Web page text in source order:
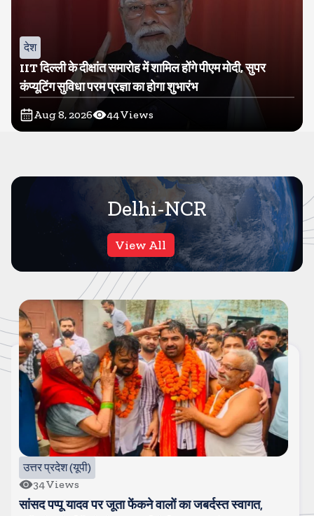
देश
IIT दिल्ली के दीक्षांत समारोह में शामिल होंगे पीएम मोदी, सुपर
कंप्यूटिंग सुविधा परम प्रज्ञा का होगा शुभारंभ
Aug 8, 2026 44Views
Delhi-NCR
View All
गाजियाबाद
61Views
कसाना-डीजे कांवड-जिसे देखने के लिए लग रहा है लंबा जाम